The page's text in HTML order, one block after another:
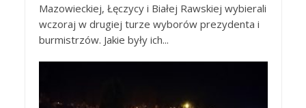
Mazowieckiej, Łęczycy i Białej Rawskiej wybierali
wczoraj w drugiej turze wyborów prezydenta i
burmistrzów. Jakie były ich...